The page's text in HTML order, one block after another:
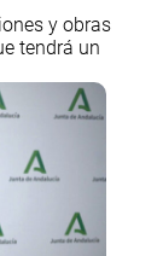
y obras
tendrá un